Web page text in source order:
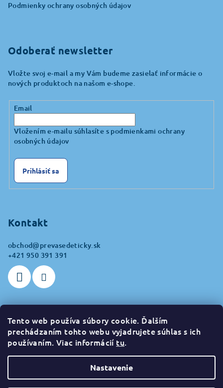
Tento web používa súbory cookie. Ďalším
prechádzaním tohto webu vyjadrujete súhlas s ich
používaním. Viac informácií tu.
Nastavenie
Podmienky ochrany osobných údajov
Odoberať newsletter
Vložte svoj e-mail a my Vám budeme zasielať informácie o
nových produktoch na našom e-shope.
Email
Vložením e-mailu súhlasíte s podmienkami ochrany
osobných údajov
Prihlásiť sa
Kontakt
obchod@prevasedeticky.sk
+421 950 391 391
Prijímame online platby